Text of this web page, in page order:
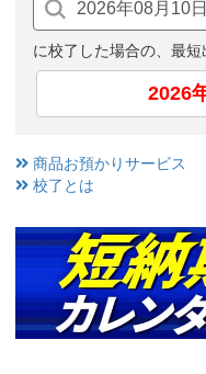
に校了した場合の、最短
2026
商品お預かりサービス
校了とは